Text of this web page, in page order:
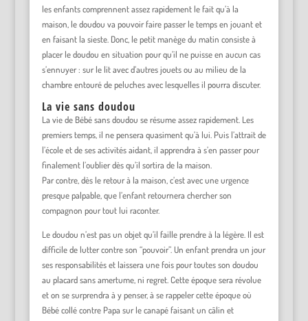
les enfants comprennent assez rapidement le fait qu’à la
maison, le doudou va pouvoir faire passer le temps en jouant et
en faisant la sieste. Donc, le petit manège du matin consiste à
placer le doudou en situation pour qu’il ne puisse en aucun cas
s’ennuyer : sur le lit avec d’autres jouets ou au milieu de la
chambre entouré de peluches avec lesquelles il pourra discuter.
La vie sans doudou
La vie de Bébé sans doudou se résume assez rapidement. Les
premiers temps, il ne pensera quasiment qu’à lui. Puis l’attrait de
l’école et de ses activités aidant, il apprendra à s’en passer pour
finalement l’oublier dès qu’il sortira de la maison.
Par contre, dès le retour à la maison, c’est avec une urgence
presque palpable, que l’enfant retournera chercher son
compagnon pour tout lui raconter.
Le doudou n’est pas un objet qu’il faille prendre à la légère. Il est
difficile de lutter contre son “pouvoir”. Un enfant prendra un jour
ses responsabilités et laissera une fois pour toutes son doudou
au placard sans amertume, ni regret. Cette époque sera révolue
et on se surprendra à y penser, à se rappeler cette époque où
Bébé collé contre Papa sur le canapé faisant un câlin et